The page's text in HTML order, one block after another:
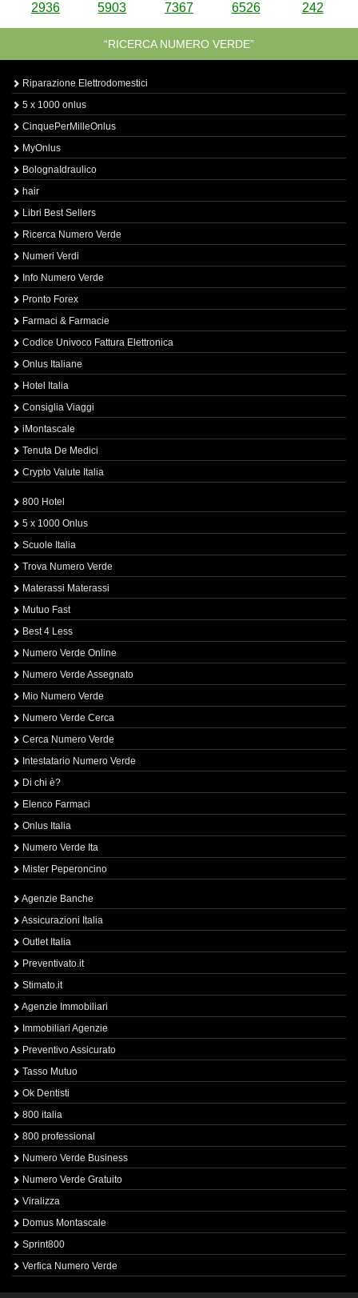
2936 5903 7367 6526 242
“RICERCA NUMERO VERDE”
Riparazione Elettrodomestici
5 x 1000 onlus
CinquePerMilleOnlus
MyOnlus
BolognaIdraulico
hair
Libri Best Sellers
Ricerca Numero Verde
Numeri Verdi
Info Numero Verde
Pronto Forex
Farmaci & Farmacie
Codice Univoco Fattura Elettronica
Onlus Italiane
Hotel Italia
Consiglia Viaggi
iMontascale
Tenuta De Medici
Crypto Valute Italia
800 Hotel
5 x 1000 Onlus
Scuole Italia
Trova Numero Verde
Materassi Materassi
Mutuo Fast
Best 4 Less
Numero Verde Online
Numero Verde Assegnato
Mio Numero Verde
Numero Verde Cerca
Cerca Numero Verde
Intestatario Numero Verde
Di chi è?
Elenco Farmaci
Onlus Italia
Numero Verde Ita
Mister Peperoncino
Agenzie Banche
Assicurazioni Italia
Outlet Italia
Preventivato.it
Stimato.it
Agenzie Immobiliari
Immobiliari Agenzie
Preventivo Assicurato
Tasso Mutuo
Ok Dentisti
800 italia
800 professional
Numero Verde Business
Numero Verde Gratuito
Viralizza
Domus Montascale
Sprint800
Verfica Numero Verde